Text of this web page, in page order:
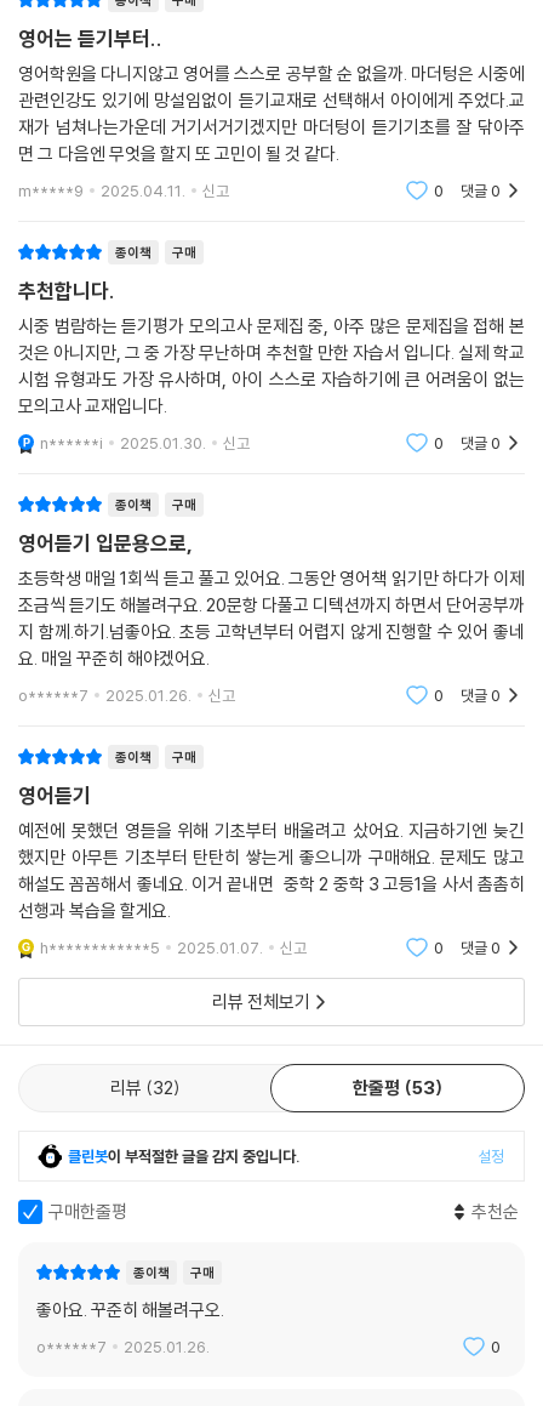
23회 모의고사 088
24회 고난도 모의고사 092
영어는 듣기부터..
영어학원을 다니지않고 영어를 스스로 공부할 순 없을까. 마더텅은 시중에
관련인강도 있기에 망설임없이 듣기교재로 선택해서 아이에게 주었다.교
재가 넘쳐나는가운데 거기서거기겠지만 마더텅이 듣기기초를 잘 닦아주
면 그 다음엔 무엇을 할지 또 고민이 될 것 같다.
m*****9 2025.04.11. 신고 0 댓글0
종이책 구매
추천합니다.
시중 범람하는 듣기평가 모의고사 문제집 중, 아주 많은 문제집을 접해 본
것은 아니지만, 그 중 가장 무난하며 추천할 만한 자습서 입니다. 실제 학교
시험 유형과도 가장 유사하며, 아이 스스로 자습하기에 큰 어려움이 없는
모의고사 교재입니다.
n******i 2025.01.30. 신고 0 댓글0
종이책 구매
영어듣기 입문용으로,
초등학생 매일 1회씩 듣고 풀고 있어요. 그동안 영어책 읽기만 하다가 이제
조금씩 듣기도 해볼려구요. 20문항 다풀고 디텍션까지 하면서 단어공부까
지 함께.하기.넘좋아요. 초등 고학년부터 어렵지 않게 진행할 수 있어 좋네
요. 매일 꾸준히 해야겠어요.
o******7 2025.01.26. 신고 0 댓글0
종이책 구매
영어듣기
예전에 못했던 영듣을 위해 기초부터 배울려고 샀어요. 지금하기엔 늦긴
했지만 아무튼 기초부터 탄탄히 쌓는게 좋으니까 구매해요. 문제도 많고
해설도 꼼꼼해서 좋네요. 이거 끝내면 중학 2 중학 3 고등1을 사서 촘촘히
선행과 복습을 할게요.
h************5 2025.01.07. 신고 0 댓글0
리뷰 전체보기
리뷰 32 한줄평 53
클린봇이 부적절한 글을 감지 중입니다. 설정
구매한줄평 추천순
종이책 구매
좋아요. 꾸준히 해볼려구오.
o******7 2025.01.26. 0